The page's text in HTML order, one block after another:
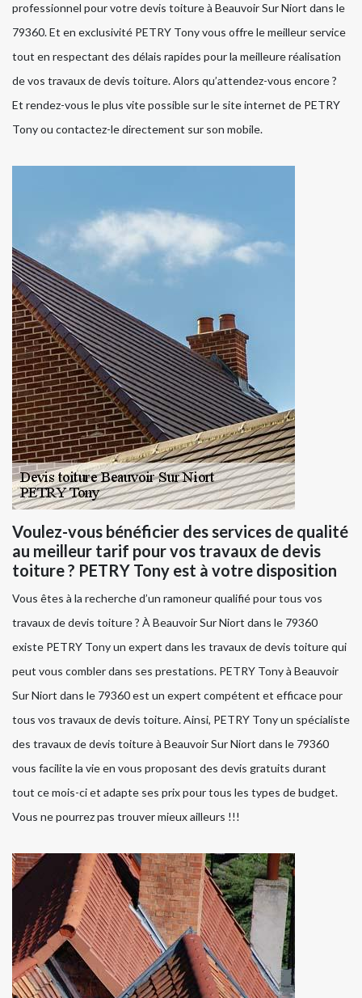
professionnel pour votre devis toiture à Beauvoir Sur Niort dans le
79360. Et en exclusivité PETRY Tony vous offre le meilleur service
tout en respectant des délais rapides pour la meilleure réalisation
de vos travaux de devis toiture. Alors qu’attendez-vous encore ?
Et rendez-vous le plus vite possible sur le site internet de PETRY
Tony ou contactez-le directement sur son mobile.
Voulez-vous bénéficier des services de qualité
au meilleur tarif pour vos travaux de devis
toiture ? PETRY Tony est à votre disposition
Vous êtes à la recherche d’un ramoneur qualifié pour tous vos
travaux de devis toiture ? À Beauvoir Sur Niort dans le 79360
existe PETRY Tony un expert dans les travaux de devis toiture qui
peut vous combler dans ses prestations. PETRY Tony à Beauvoir
Sur Niort dans le 79360 est un expert compétent et efficace pour
tous vos travaux de devis toiture. Ainsi, PETRY Tony un spécialiste
des travaux de devis toiture à Beauvoir Sur Niort dans le 79360
vous facilite la vie en vous proposant des devis gratuits durant
tout ce mois-ci et adapte ses prix pour tous les types de budget.
Vous ne pourrez pas trouver mieux ailleurs !!!